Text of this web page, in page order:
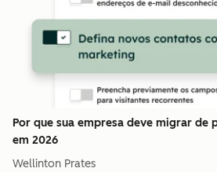
Por que sua empresa deve migrar de
em 2026
Wellinton Prates